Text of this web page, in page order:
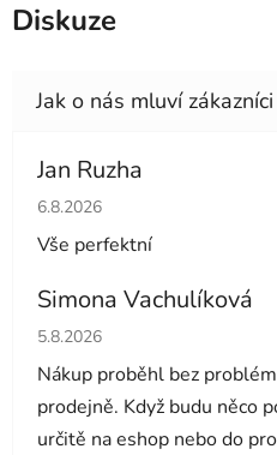
Diskuze
Jan Ruzha
Hodnocení obchodu je 5 z 5
6.8.2026
Vše perfektní
Simona Vachulíková
Hodnocení obchodu je 5 z 5
5.8.2026
Nákup proběhl bez
prodejně. Když budu něco
určitě na eshop nebo do